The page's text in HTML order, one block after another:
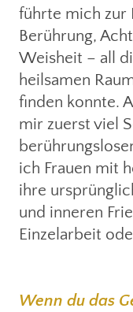
führte mich zur
Berührung,
Weisheit – all
heilsamen
finden konnte.
mir zuerst viel
ich Frauen mit
ihre
und inneren
Einzelarbeit
Wenn du das